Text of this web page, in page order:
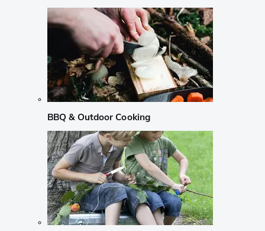
BBQ & Outdoor Cooking